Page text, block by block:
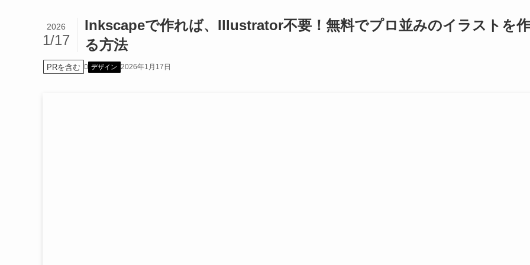
Inkscapeで作れば、Illustrator不要！無料でプロ並みのイラストを作
る方法
2026
1/17
PRを含む デザイン 2026年1月17日